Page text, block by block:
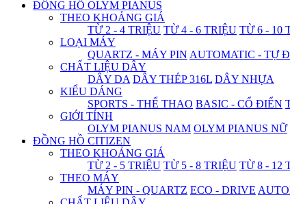
ĐỒNG HỒ OLYM PIANUS
THEO KHOẢNG GIÁ
TỪ 2 - 4 TRIỆU TỪ 4 - 6 TRIỆU TỪ 6 - 10
LOẠI MÁY
QUARTZ - MÁY PIN AUTOMATIC - TỰ
CHẤT LIỆU DÂY
DÂY DA DÂY THÉP 316L DÂY NHỰA
KIỂU DÁNG
SPORTS - THỂ THAO BASIC - CỔ ĐIỂN
GIỚI TÍNH
OLYM PIANUS NAM OLYM PIANUS NỮ
ĐỒNG HỒ CITIZEN
THEO KHOẢNG GIÁ
TỪ 2 - 5 TRIỆU TỪ 5 - 8 TRIỆU TỪ 8 - 12
THEO MÁY
MÁY PIN - QUARTZ ECO - DRIVE